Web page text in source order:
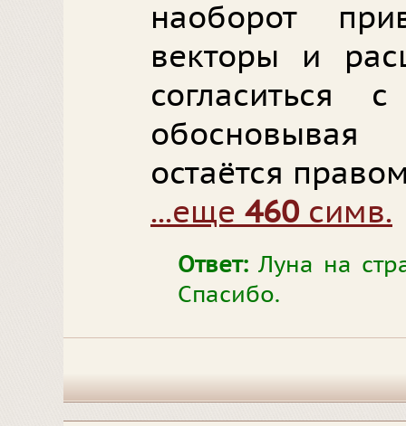
наоборот
векторы и
согласиться
остаётся
...еще 460 симв.
Ответ: Луна на
Спасибо.